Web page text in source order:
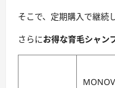
そこで、定期購入で継続
さらにお得な育毛シャン